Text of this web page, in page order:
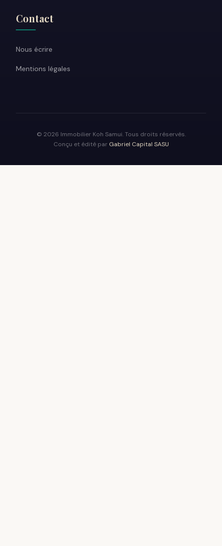
Contact
Nous écrire
Mentions légales
© 2026 Immobilier Koh Samui. Tous droits réservés.
Conçu et édité par Gabriel Capital SASU